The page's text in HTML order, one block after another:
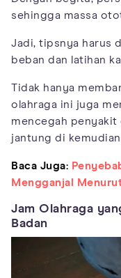
sehingga massa
Jadi, tipsnya harus
beban dan latihan
Tidak hanya
olahraga ini juga
mencegah
jantung di
Baca Juga:
Mengganjal
Jam Olahraga
Badan